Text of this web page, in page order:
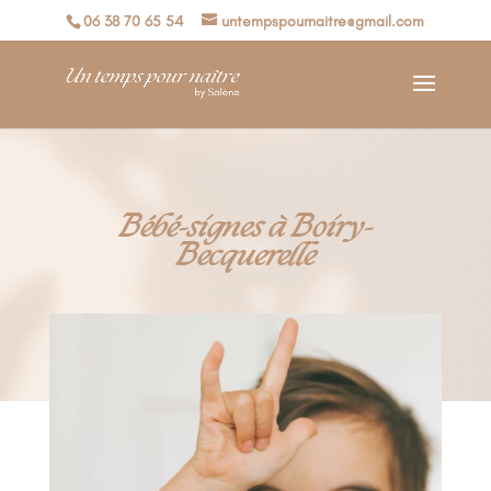
06 38 70 65 54 untempspournaitre@gmail.com
Bébé-signes à Boiry-
Becquerelle